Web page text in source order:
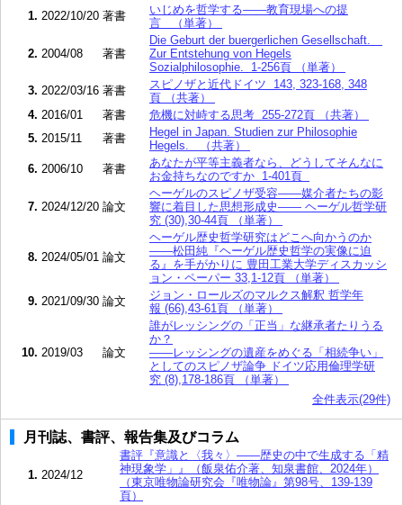
1. 2022/10/20 著書
いじめを哲学する――教育現場への提
言 （単著）
2. 2004/08 著書
Die Geburt der buergerlichen Gesellschaft.
Zur Entstehung von Hegels
Sozialphilosophie. 1-256頁 （単著）
3. 2022/03/16 著書
スピノザと近代ドイツ 143, 323-168, 348
頁 （共著）
4. 2016/01 著書
危機に対峙する思考 255-272頁 （共著）
5. 2015/11 著書
Hegel in Japan. Studien zur Philosophie
Hegels. （共著）
6. 2006/10 著書
あなたが平等主義者なら、どうしてそんなに
お金持ちなのですか 1-401頁
7. 2024/12/20 論文
ヘーゲルのスピノザ受容――媒介者たちの影
響に着目した思想形成史―― ヘーゲル哲学研
究 (30),30-44頁 （単著）
8. 2024/05/01 論文
ヘーゲル歴史哲学研究はどこへ向かうのか
――松田純『ヘーゲル歴史哲学の実像に迫
る』を手がかりに 豊田工業大学ディスカッシ
ョン・ペーパー 33,1-12頁 （単著）
9. 2021/09/30 論文
ジョン・ロールズのマルクス解釈 哲学年
報 (66),43-61頁 （単著）
10. 2019/03 論文
誰がレッシングの「正当」な継承者たりうる
か？
――レッシングの遺産をめぐる「相続争い」
としてのスピノザ論争 ドイツ応用倫理学研
究 (8),178-186頁 （単著）
全件表示(29件)
月刊誌、書評、報告集及びコラム
1. 2024/12
書評『意識と〈我々〉――歴史の中で生成する「精
神現象学」』（飯泉佑介著、知泉書館、2024年）
（東京唯物論研究会『唯物論』第98号、139-139
頁）